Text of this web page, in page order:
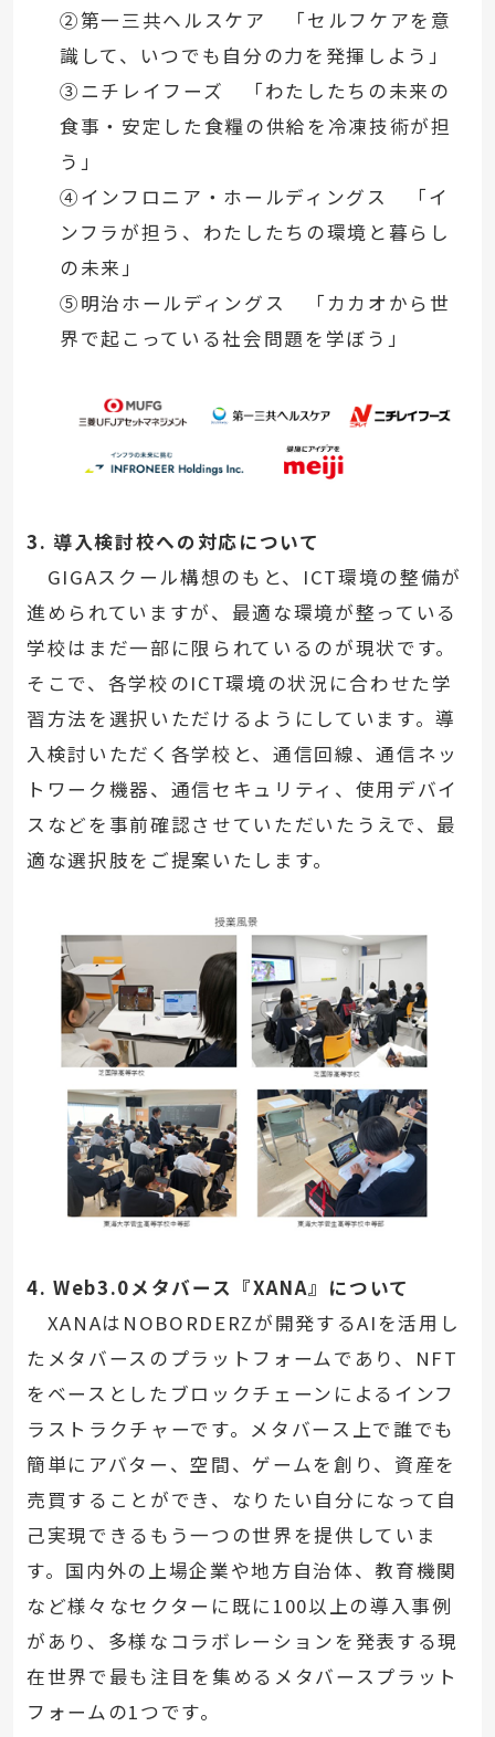
②第一三共ヘルスケア 「セルフケアを意
識して、いつでも自分の力を発揮しよう」
③ニチレイフーズ 「わたしたちの未来の
食事・安定した食糧の供給を冷凍技術が担
う」
④インフロニア・ホールディングス 「イ
ンフラが担う、わたしたちの環境と暮らし
の未来」
⑤明治ホールディングス 「カカオから世
界で起こっている社会問題を学ぼう」
3. 導入検討校への対応について
GIGAスクール構想のもと、ICT環境の整備が
進められていますが、最適な環境が整っている
学校はまだ一部に限られているのが現状です。
そこで、各学校のICT環境の状況に合わせた学
習方法を選択いただけるようにしています。導
入検討いただく各学校と、通信回線、通信ネッ
トワーク機器、通信セキュリティ、使用デバイ
スなどを事前確認させていただいたうえで、最
適な選択肢をご提案いたします。
4. Web3.0メタバース『XANA』について
XANAはNOBORDERZが開発するAIを活用し
たメタバースのプラットフォームであり、NFT
をベースとしたブロックチェーンによるインフ
ラストラクチャーです。メタバース上で誰でも
簡単にアバター、空間、ゲームを創り、資産を
売買することができ、なりたい自分になって自
己実現できるもう一つの世界を提供していま
す。国内外の上場企業や地方自治体、教育機関
など様々なセクターに既に100以上の導入事例
があり、多様なコラボレーションを発表する現
在世界で最も注目を集めるメタバースプラット
フォームの1つです。